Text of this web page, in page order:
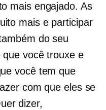
mais engajado. As
mais e participar
do seu
você trouxe e
você tem que
com que eles se
dizer,